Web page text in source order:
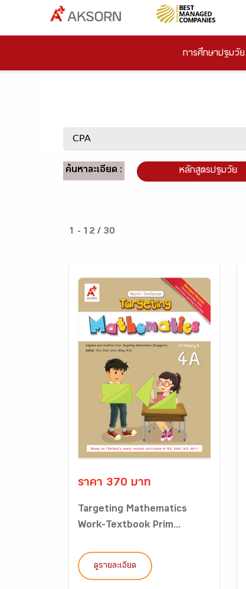
การศึกษาปฐมวัย
ค้นหาละเอียด : หลักสูตรปฐมวัย
1 - 12 / 30
ราคา 370 บาท
Targeting Mathematics
Work-Textbook Prim...
ดูรายละเอียด